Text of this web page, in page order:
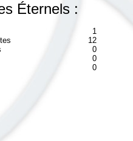
Éternels :
1
12
0
0
0